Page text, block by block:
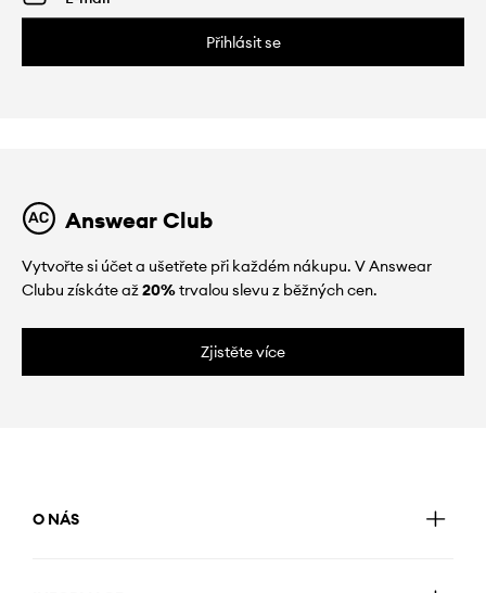
Přihlásit se
Answear Club
Vytvořte si účet a ušetřete při každém nákupu. V Answear
Clubu získáte až20%trvalou slevu z běžných cen.
Zjistěte více
O NÁS